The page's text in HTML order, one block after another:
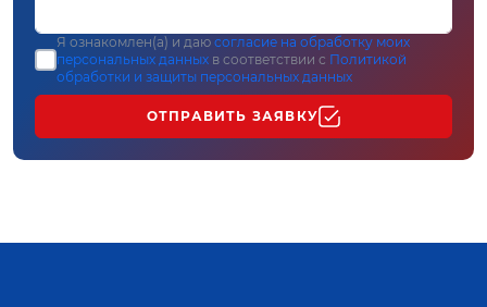
Я ознакомлен(а) и даю согласие на обработку моих
персональных данных в соответствии с Политикой
обработки и защиты персональных данных
ОТПРАВИТЬ ЗАЯВКУ